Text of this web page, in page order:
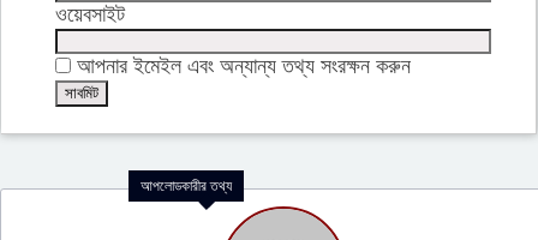
ওয়েবসাইট
আপনার ইমেইল এবং অন্যান্য তথ্য সংরক্ষন করুন
আপলোডকারীর তথ্য